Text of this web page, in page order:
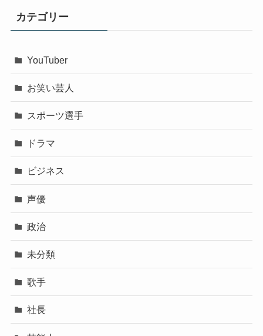
カテゴリー
YouTuber
お笑い芸人
スポーツ選手
ドラマ
ビジネス
声優
政治
未分類
歌手
社長